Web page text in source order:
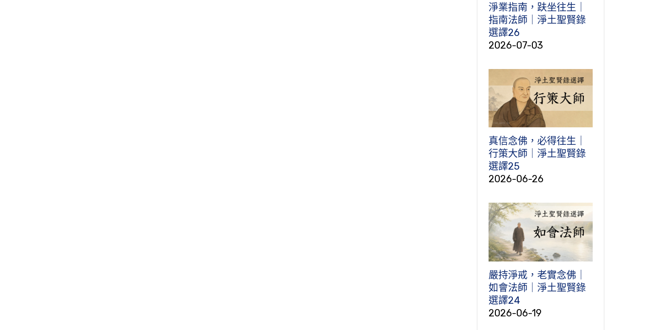
淨業指南，趺坐往生｜
指南法師｜淨土聖賢錄
選譯26
2026-07-03
真信念佛，必得往生｜
行策大師｜淨土聖賢錄
選譯25
2026-06-26
嚴持淨戒，老實念佛｜
如會法師｜淨土聖賢錄
選譯24
2026-06-19